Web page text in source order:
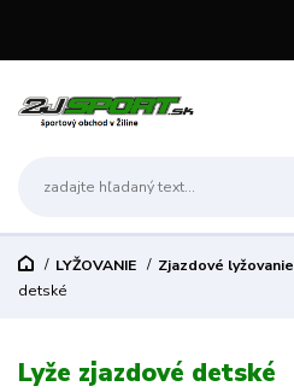
LYŽOVANIE Zjazdové lyžovanie
detské
Lyže zjazdové detské